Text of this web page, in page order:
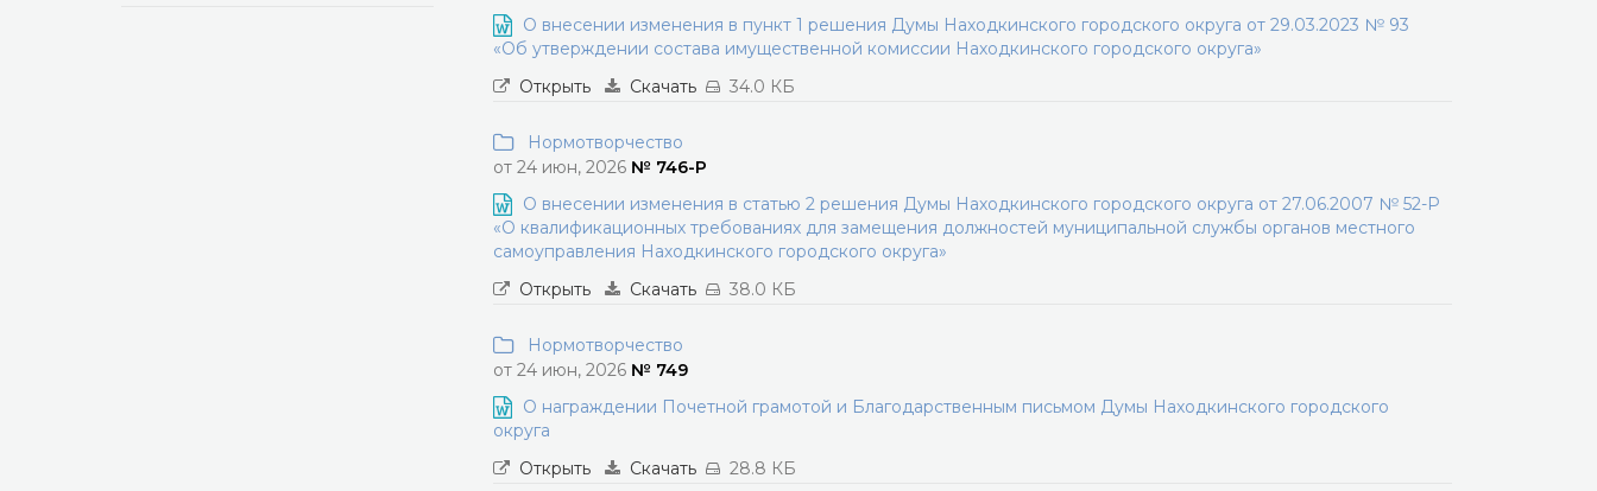
О внесении изменения в пункт 1 решения Думы Находкинского городского округа от 29.03.2023 № 93
«Об утверждении состава имущественной комиссии Находкинского городского округа»
Открыть
Скачать 34.0 КБ
Нормотворчество
от 24 июн, 2026 № 746-Р
О внесении изменения в статью 2 решения Думы Находкинского городского округа от 27.06.2007 № 52-Р
«О квалификационных требованиях для замещения должностей муниципальной службы органов местного
самоуправления Находкинского городского округа»
Открыть
Скачать 38.0 КБ
Нормотворчество
от 24 июн, 2026 № 749
О награждении Почетной грамотой и Благодарственным письмом Думы Находкинского городского
округа
Открыть
Скачать 28.8 КБ